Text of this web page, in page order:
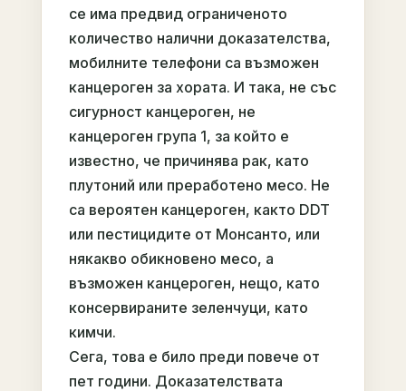
се има предвид ограниченото
количество налични доказателства,
мобилните телефони са възможен
канцероген за хората. И така, не със
сигурност канцероген, не
канцероген група 1, за който е
известно, че причинява рак, като
плутоний или преработено месо. Не
са вероятен канцероген, както DDT
или пестицидите от Монсанто, или
някакво обикновено месо, а
възможен канцероген, нещо, като
консервираните зеленчуци, като
кимчи.
Сега, това е било преди повече от
пет години. Доказателствата